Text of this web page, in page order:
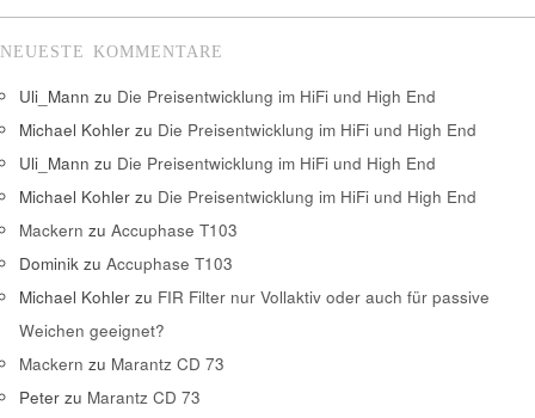
NEUESTE KOMMENTARE
Uli_Mann zu Die Preisentwicklung im HiFi und High End
Michael Kohler zu Die Preisentwicklung im HiFi und High End
Uli_Mann zu Die Preisentwicklung im HiFi und High End
Michael Kohler zu Die Preisentwicklung im HiFi und High End
Mackern zu Accuphase T103
Dominik zu Accuphase T103
Michael Kohler zu FIR Filter nur Vollaktiv oder auch für passive
Weichen geeignet?
Mackern zu Marantz CD 73
Peter zu Marantz CD 73